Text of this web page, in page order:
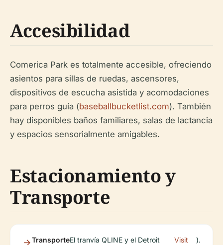
Accesibilidad
Comerica Park es totalmente accesible, ofreciendo
asientos para sillas de ruedas, ascensores,
dispositivos de escucha asistida y acomodaciones
para perros guía (baseballbucketlist.com). También
hay disponibles baños familiares, salas de lactancia
y espacios sensorialmente amigables.
Estacionamiento y
Transporte
TransporteEl tranvía QLINE y el Detroit
Visit
).